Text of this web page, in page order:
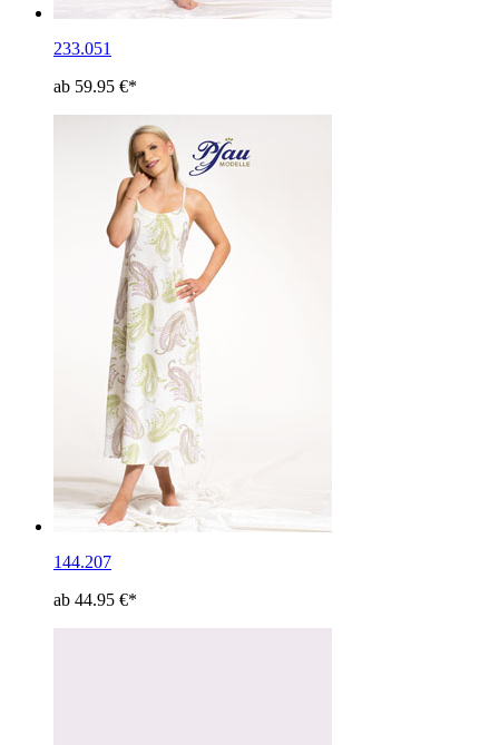
233.051
ab 59.95 €*
144.207
ab 44.95 €*